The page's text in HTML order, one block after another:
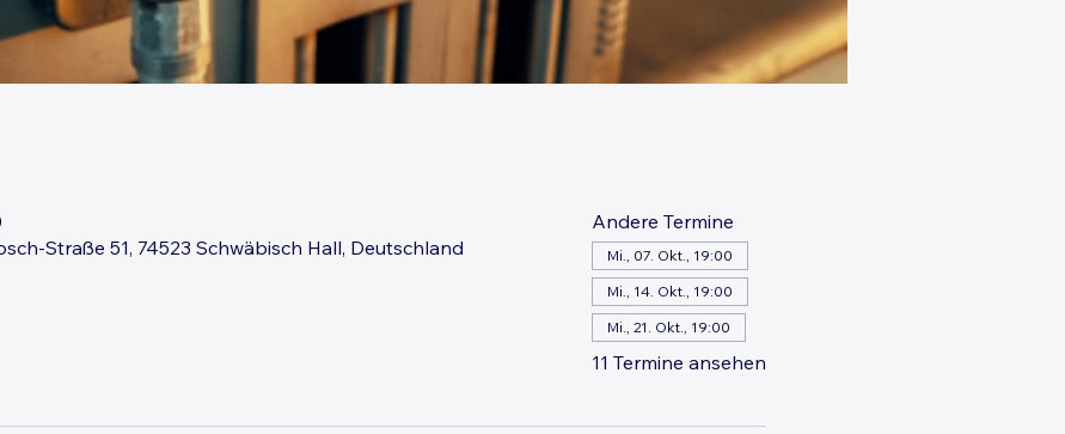
Straße 51, 74523 Schwäbisch Hall, Deutschland
Andere Termine
Mi., 07. Okt., 19:00
Mi., 14. Okt., 19:00
Mi., 21. Okt., 19:00
11 Termine ansehen